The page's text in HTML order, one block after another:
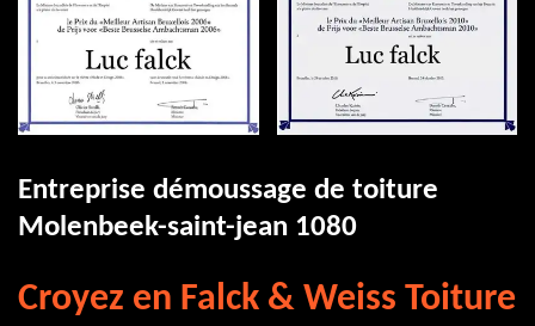
Entreprise démoussage de toiture
Molenbeek-saint-jean 1080
Croyez en Falck & Weiss Toiture